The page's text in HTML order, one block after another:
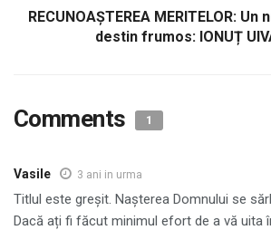
RECUNOAȘTEREA MERITELOR:
destin frumos: IONUȚ
Comments 1
Vasile 3 ani in urma
Titlul este greșit. Nașterea Domnului se
Dacă ați fi făcut minimul efort de a vă uita